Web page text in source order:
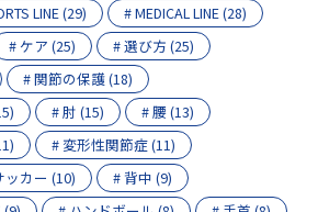
LINE (29)
# MEDICAL LINE (28)
# ケア (25)
# 選び方 (25)
# 関節の保護 (18)
# 肘 (15)
# 腰 (13)
# 変形性関節症 (11)
ッカー (10)
# 背中 (9)